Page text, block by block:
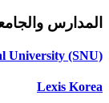
المدارس
University (SNU)
Lexis Korea